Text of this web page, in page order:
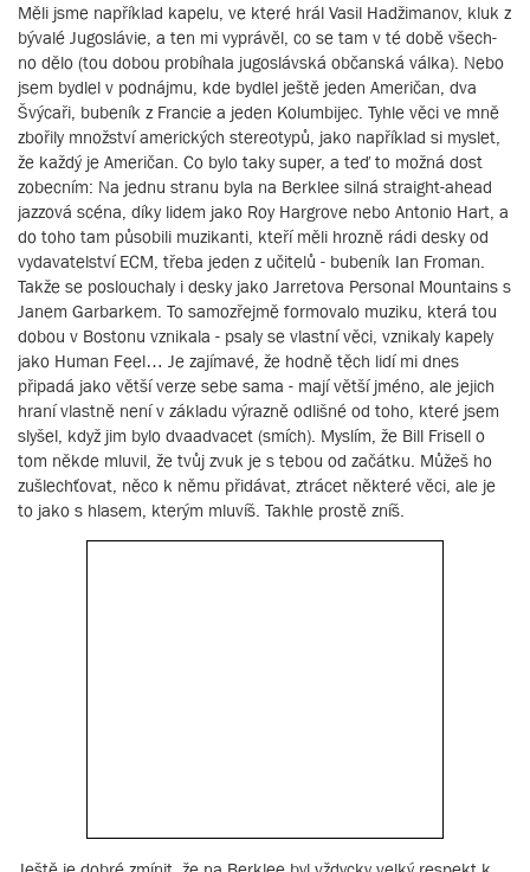
Měli jsme například kapelu, ve které hrál Vasil Hadžimanov, kluk z
bývalé Jugoslávie, a ten mi vyprávěl, co se tam v té době všech-
no dělo (tou dobou probíhala jugoslávská občanská válka). Nebo
jsem bydlel v podnájmu, kde bydlel ještě jeden Američan, dva
Švýcaři, bubeník z Francie a jeden Kolumbijec. Tyhle věci ve mně
zbořily množství amerických stereotypů, jako například si myslet,
že každý je Američan. Co bylo taky super, a teď to možná dost
zobecním: Na jednu stranu byla na Berklee silná straight-ahead
jazzová scéna, díky lidem jako Roy Hargrove nebo Antonio Hart, a
do toho tam působili muzikanti, kteří měli hrozně rádi desky od
vydavatelství ECM, třeba jeden z učitelů - bubeník Ian Froman.
Takže se poslouchaly i desky jako Jarretova Personal Mountains s
Janem Garbarkem. To samozřejmě formovalo muziku, která tou
dobou v Bostonu vznikala - psaly se vlastní věci, vznikaly kapely
jako Human Feel… Je zajímavé, že hodně těch lidí mi dnes
připadá jako větší verze sebe sama - mají větší jméno, ale jejich
hraní vlastně není v základu výrazně odlišné od toho, které jsem
slyšel, když jim bylo dvaadvacet (smích). Myslím, že Bill Frisell o
tom někde mluvil, že tvůj zvuk je s tebou od začátku. Můžeš ho
zušlechťovat, něco k němu přidávat, ztrácet některé věci, ale je
to jako s hlasem, kterým mluvíš. Takhle prostě zníš.